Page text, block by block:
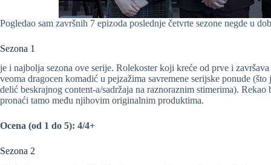
Pogledao sam završnih 7 epizoda poslednje četvrte sezone negde u
Sezona 1
je i najbolja sezona ove serije. Rolekoster koji kreće od prve i
veoma dragocen komadić u pejzažima savremene serijske ponude
delić beskrajnog content-a/sadržaja na raznoraznim stimerima).
pronaći tamo među njihovim originalnim produktima.
Ocena (od 1 do 5): 4/4+
Sezona 2